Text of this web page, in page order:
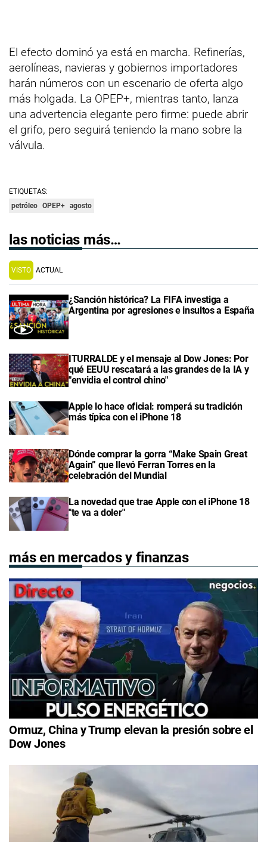
El efecto dominó ya está en marcha. Refinerías,
aerolíneas, navieras y gobiernos importadores
harán números con un escenario de oferta algo
más holgada. La OPEP+, mientras tanto, lanza
una advertencia elegante pero firme: puede abrir
el grifo, pero seguirá teniendo la mano sobre la
válvula.
ETIQUETAS:
petróleo OPEP+ agosto
las noticias más…
VISTO ACTUAL
¿Sanción histórica? La FIFA investiga a
Argentina por agresiones e insultos a España
ITURRALDE y el mensaje al Dow Jones: Por
qué EEUU rescatará a las grandes de la IA y
"envidia el control chino"
Apple lo hace oficial: romperá su tradición
más típica con el iPhone 18
Dónde comprar la gorra “Make Spain Great
Again” que llevó Ferran Torres en la
celebración del Mundial
La novedad que trae Apple con el iPhone 18
"te va a doler"
más en mercados y finanzas
Ormuz, China y Trump elevan la presión sobre el
Dow Jones